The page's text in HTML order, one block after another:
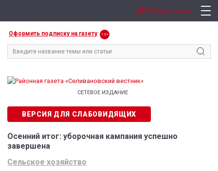
Оформить подписку на газету 12+
СЕТЕВОЕ ИЗДАНИЕ
ВЕРСИЯ ДЛЯ СЛАБОВИДЯЩИХ
Обратная связь
Осенний итог: уборочная кампания успешно
завершена
Сельское хозяйство